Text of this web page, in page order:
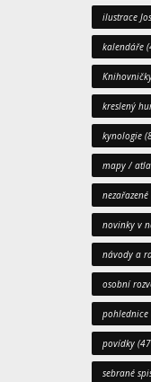
ilustrace
kalendáře
kreslený
kynologie
mapy /
nezařazené
novinky v
návody a
osobní
pohlednice
povídky
sebrané